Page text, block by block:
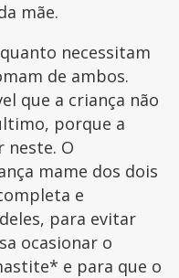
mãe.
necessitam
de ambos.
que a criança não
porque a
neste. O
mame dos dois
e
para evitar
ocasionar o
e para que o